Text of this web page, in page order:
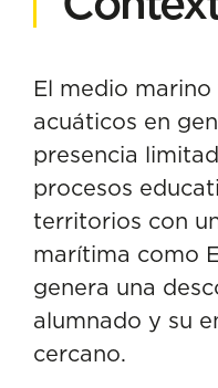
El medio
acuáticos en
presencia
procesos
territorios con
marítima como
genera una
alumnado y su
cercano.